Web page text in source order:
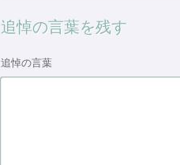
追悼の言葉を残す
追悼の言葉